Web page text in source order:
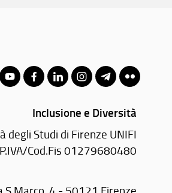
Inclusione e Diversità
Studi di Firenze UNIFI
P.IVA/Cod.Fis 01279680480